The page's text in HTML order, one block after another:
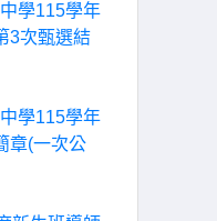
學115學年
3次甄選結
學115學年
章(一次公